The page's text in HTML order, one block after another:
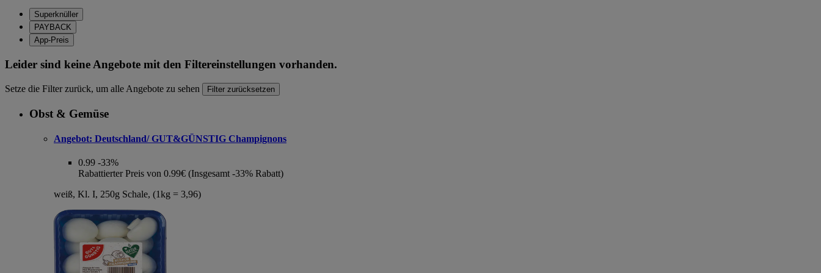
Superknüller
PAYBACK
App-Preis
Leider sind keine Angebote mit den Filtereinstellungen vorhanden.
Setze die Filter zurück, um alle Angebote zu sehen Filter zurücksetzen
Obst & Gemüse
Angebot: Deutschland/ GUT&GÜNSTIG Champignons
0.99 -33%
Rabattierter Preis von 0.99€ (Insgesamt -33% Rabatt)
weiß, Kl. I, 250g Schale, (1kg = 3,96)